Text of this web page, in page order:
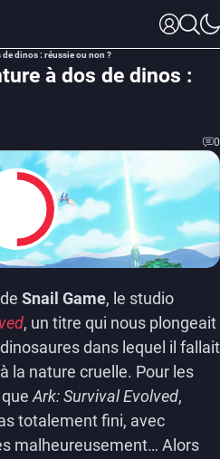
de dinos : réussie ou non ?
à dos de dinos :
0
5Snail Game, le studio
, un titre qui nous plongeait
dans lequel il fallait
la nature cruelle. Pour les
Ark: Survival Evolved,
totalement fini, avec
malheureusement… Alors